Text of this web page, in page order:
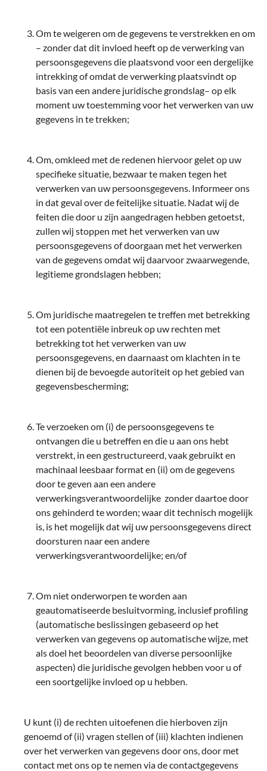
Om te weigeren om de gegevens te verstrekken en om
– zonder dat dit invloed heeft op de verwerking van
persoonsgegevens die plaatsvond voor een dergelijke
intrekking of omdat de verwerking plaatsvindt op
basis van een andere juridische grondslag– op elk
moment uw toestemming voor het verwerken van uw
gegevens in te trekken;
Om, omkleed met de redenen hiervoor gelet op uw
specifieke situatie, bezwaar te maken tegen het
verwerken van uw persoonsgegevens. Informeer ons
in dat geval over de feitelijke situatie. Nadat wij de
feiten die door u zijn aangedragen hebben getoetst,
zullen wij stoppen met het verwerken van uw
persoonsgegevens of doorgaan met het verwerken
van de gegevens omdat wij daarvoor zwaarwegende,
legitieme grondslagen hebben;
Om juridische maatregelen te treffen met betrekking
tot een potentiële inbreuk op uw rechten met
betrekking tot het verwerken van uw
persoonsgegevens, en daarnaast om klachten in te
dienen bij de bevoegde autoriteit op het gebied van
gegevensbescherming;
Te verzoeken om (i) de persoonsgegevens te
ontvangen die u betreffen en die u aan ons hebt
verstrekt, in een gestructureerd, vaak gebruikt en
machinaal leesbaar format en (ii) om de gegevens
door te geven aan een andere
verwerkingsverantwoordelijke zonder daartoe door
ons gehinderd te worden; waar dit technisch mogelijk
is, is het mogelijk dat wij uw persoonsgegevens direct
doorsturen naar een andere
verwerkingsverantwoordelijke; en/of
Om niet onderworpen te worden aan
geautomatiseerde besluitvorming, inclusief profiling
(automatische beslissingen gebaseerd op het
verwerken van gegevens op automatische wijze, met
als doel het beoordelen van diverse persoonlijke
aspecten) die juridische gevolgen hebben voor u of
een soortgelijke invloed op u hebben.
U kunt (i) de rechten uitoefenen die hierboven zijn
genoemd of (ii) vragen stellen of (iii) klachten indienen
over het verwerken van gegevens door ons, door met
contact met ons op te nemen via de contactgegevens